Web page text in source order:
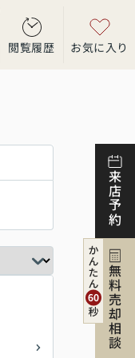
閲覧履歴 お気に入り
来店予約
無料売却相談